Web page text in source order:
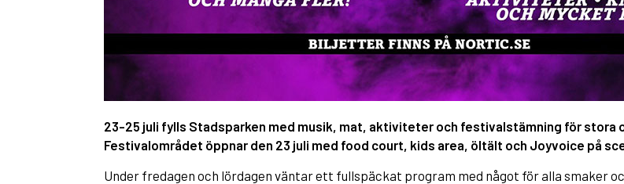
23-25 juli fylls Stadsparken med musik, mat, aktiviteter och festivalstämning för stora
Festivalområdet öppnar den 23 juli med food court, kids area, öltält och Joyvoice på
Under fredagen och lördagen väntar ett fullspäckat program med något för alla smaker